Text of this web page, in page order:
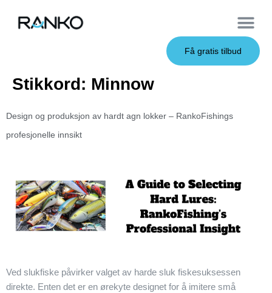
Få gratis tilbud
Stikkord: Minnow
Design og produksjon av hardt agn lokker – RankoFishings
profesjonelle innsikt
Ved slukfiske påvirker valget av harde sluk fiskesuksessen
direkte. Enten det er en ørekyte designet for å imitere små